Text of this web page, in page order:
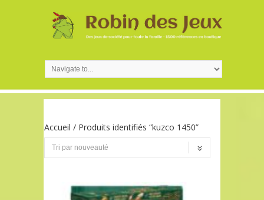
Accueil / Produits identifiés “kuzco 1450”